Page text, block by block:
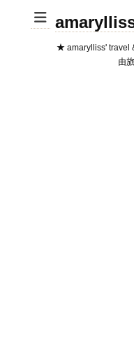
★ amarylliss' travel
由